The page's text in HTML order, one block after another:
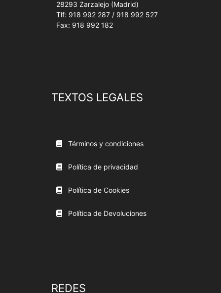
28293 Zarzalejo (Madrid)
Tlf: 918 992 287 / 918 992 527
Fax: 918 992 182
TEXTOS LEGALES
Términos y condiciones
Política de privacidad
Política de Cookies
Política de Devoluciones
REDES